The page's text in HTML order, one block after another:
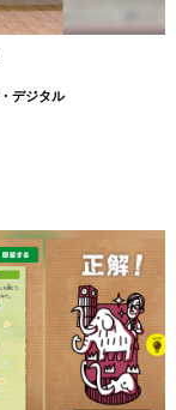
デジタル